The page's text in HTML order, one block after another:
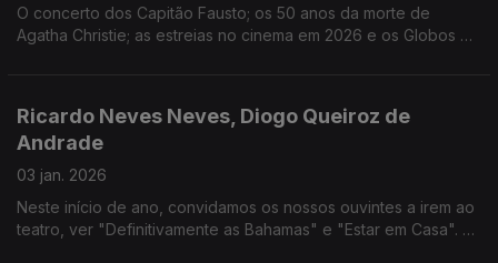
O concerto dos Capitão Fausto; os 50 anos da morte de
Agatha Christie; as estreias no cinema em 2026 e os Globos de
Ricardo Neves Neves, Diogo Queiroz de
Andrade
03 jan. 2026
Neste início de ano, convidamos os nossos ouvintes a irem ao
teatro, ver "Definitivamente as Bahamas" e "Estar em Casa". E